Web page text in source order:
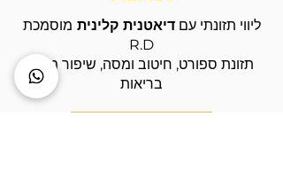
ליווי תזונתי עםדיאטנית קלינית מוסמכת
R.D
תזונת ספורט, חיטוב ומסה, שיפור מדדי
בריאות